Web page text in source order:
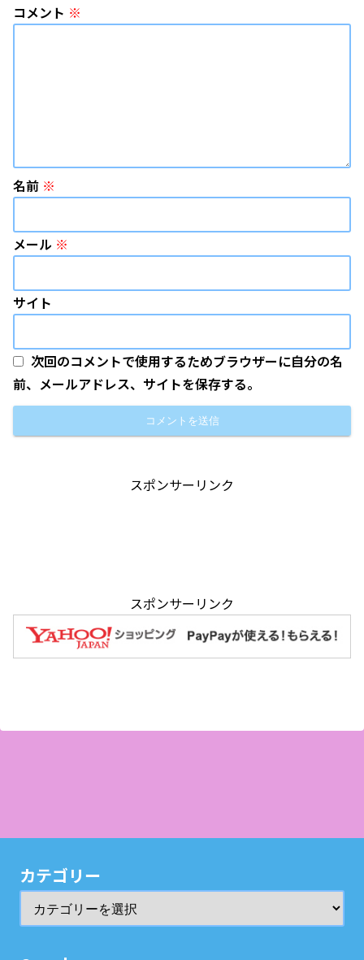
コメント ※
名前 ※
メール ※
サイト
次回のコメントで使用するためブラウザーに自分の名
前、メールアドレス、サイトを保存する。
スポンサーリンク
スポンサーリンク
カテゴリー